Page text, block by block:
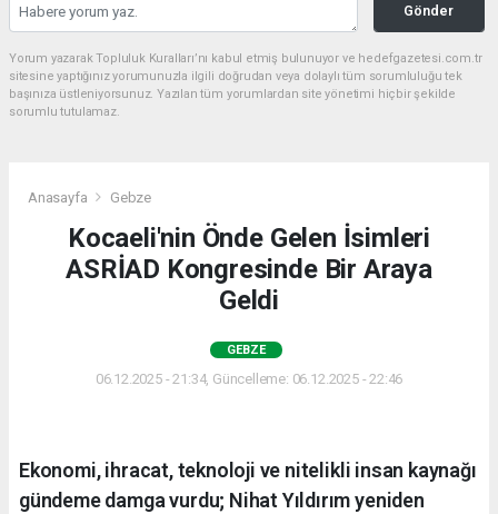
Gönder
Yorum yazarak Topluluk Kuralları’nı kabul etmiş bulunuyor ve hedefgazetesi.com.tr
sitesine yaptığınız yorumunuzla ilgili doğrudan veya dolaylı tüm sorumluluğu tek
başınıza üstleniyorsunuz. Yazılan tüm yorumlardan site yönetimi hiçbir şekilde
sorumlu tutulamaz.
Anasayfa Gebze
Kocaeli'nin Önde Gelen İsimleri
ASRİAD Kongresinde Bir Araya
Geldi
GEBZE
06.12.2025 - 21:34, Güncelleme: 06.12.2025 - 22:46
Ekonomi, ihracat, teknoloji ve nitelikli insan kaynağı
gündeme damga vurdu; Nihat Yıldırım yeniden